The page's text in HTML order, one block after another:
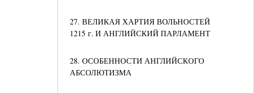
27. ВЕЛИКАЯ ХАРТИЯ ВОЛЬНОСТЕЙ
1215 г. И АНГЛИЙСКИЙ ПАРЛАМЕНТ
28. ОСОБЕННОСТИ АНГЛИЙСКОГО
АБСОЛЮТИЗМА